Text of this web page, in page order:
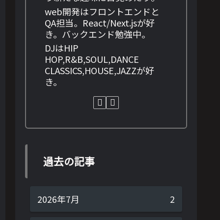
web開発はフロントエンドと
QA担当。React/Next.jsが好
き。バックエンド勉強中。
DJはHIP
HOP,R&B,SOUL,DANCE
CLASSICS,HOUSE,JAZZが好
き。
過去の記事
2026年7月 2